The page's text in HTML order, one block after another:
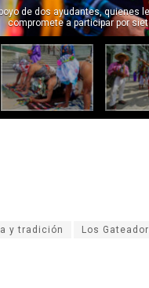
de dos ayudantes, quienes
compromete a participar por
y tradición Los